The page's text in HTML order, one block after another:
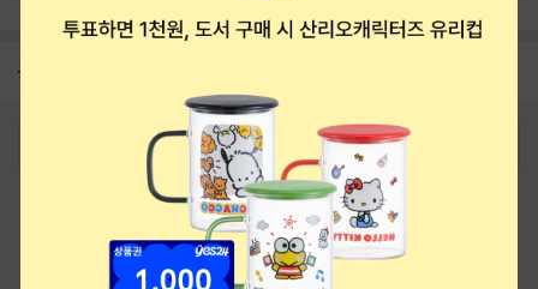
공지
최근 본 상품 주문/배송
고객센터 1544-3800 티켓 1544-6399
중고샵 1566-4295
eBook 1:1문의/채팅상담
예스이십사(주) 사업자 정보